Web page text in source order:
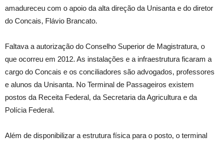
amadureceu com o apoio da alta direção da Unisanta e do diretor
do Concais, Flávio Brancato.
Faltava a autorização do Conselho Superior de Magistratura, o
que ocorreu em 2012. As instalações e a infraestrutura ficaram a
cargo do Concais e os conciliadores são advogados, professores
e alunos da Unisanta. No Terminal de Passageiros existem
postos da Receita Federal, da Secretaria da Agricultura e da
Polícia Federal.
Além de disponibilizar a estrutura física para o posto, o terminal